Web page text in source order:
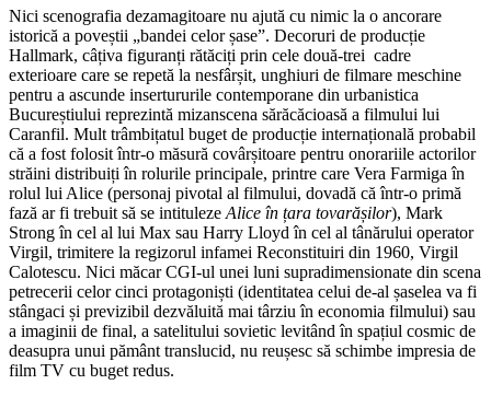
Nici scenografia dezamagitoare nu ajută cu nimic la o ancorare
istorică a poveștii „bandei celor șase”. Decoruri de producție
Hallmark, câțiva figuranți rătăciți prin cele două-trei cadre
exterioare care se repetă la nesfârșit, unghiuri de filmare meschine
pentru a ascunde insertururile contemporane din urbanistica
Bucureștiului reprezintă mizanscena sărăcăcioasă a filmului lui
Caranfil. Mult trâmbițatul buget de producție internațională probabil
că a fost folosit într-o măsură covârșitoare pentru onorariile actorilor
străini distribuiți în rolurile principale, printre care Vera Farmiga în
rolul lui Alice (personaj pivotal al filmului, dovadă că într-o primă
fază ar fi trebuit să se intituleze Alice în țara tovarășilor), Mark
Strong în cel al lui Max sau Harry Lloyd în cel al tânărului operator
Virgil, trimitere la regizorul infamei Reconstituiri din 1960, Virgil
Calotescu. Nici măcar CGI-ul unei luni supradimensionate din scena
petrecerii celor cinci protagoniști (identitatea celui de-al șaselea va fi
stângaci și previzibil dezvăluită mai târziu în economia filmului) sau
a imaginii de final, a satelitului sovietic levitând în spațiul cosmic de
deasupra unui pământ translucid, nu reușesc să schimbe impresia de
film TV cu buget redus.